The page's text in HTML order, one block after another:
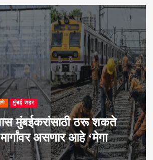
मुंबई शहर
मुंबईकरांसाठी ठरू शकते
असणार आहे ‘मेगा